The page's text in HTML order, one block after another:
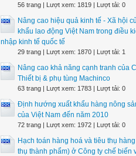
56 trang | Lượt xem: 1819 | Lượt tải: 0
Nâng cao hiệu quả kinh tế - Xã hội
khẩu lao động Việt Nam trong điều
nhập kinh tế quốc tế
29 trang | Lượt xem: 1870 | Lượt tải: 1
Nâng cao khả năng cạnh tranh của
Thiết bị & phụ tùng Machinco
63 trang | Lượt xem: 1783 | Lượt tải: 0
Định hướng xuất khẩu hàng nông
của Việt Nam đến năm 2010
72 trang | Lượt xem: 1972 | Lượt tải: 0
Hạch toán hàng hoá và tiêu thụ
thụ thành phẩm) ở Công ty chế biến